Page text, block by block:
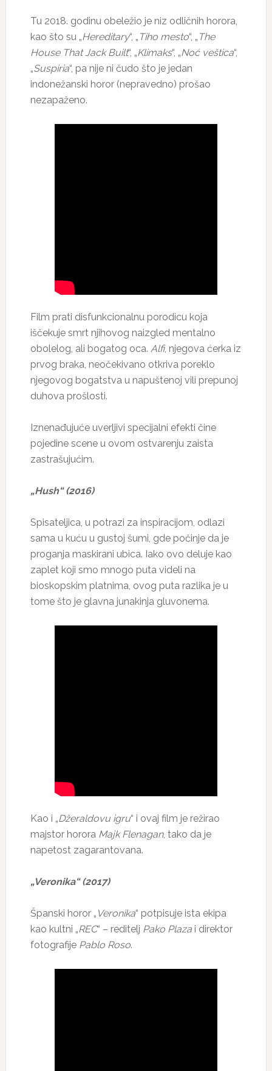
Tu 2018. godinu obeležio je niz odličnih horora,
kao što su „Hereditary“, „ Tiho mesto“, „ The
House That Jack Built“, „Klimaks“, „Noć veštica“,
„Suspiria“, pa nije ni čudo što je jedan
indonežanski horor (nepravedno) prošao
nezapaženo.
Film prati disfunkcionalnu porodicu koja
iščekuje smrt njihovog naizgled mentalno
obolelog, ali bogatog oca. Alfi, njegova ćerka iz
prvog braka, neočekivano otkriva poreklo
njegovog bogatstva u napuštenoj vili prepunoj
duhova prošlosti.
Iznenađujuće uverljivi specijalni efekti čine
pojedine scene u ovom ostvarenju zaista
zastrašujućim.
„Hush“ (2016)
Spisateljica, u potrazi za inspiracijom, odlazi
sama u kuću u gustoj šumi, gde počinje da je
proganja maskirani ubica. Iako ovo deluje kao
zaplet koji smo mnogo puta videli na
bioskopskim platnima, ovog puta razlika je u
tome što je glavna junakinja gluvonema.
Kao i „Džeraldovu igru“ i ovaj film je režirao
majstor horora Majk Flenagan, tako da je
napetost zagarantovana.
„Veronika“ (2017)
Španski horor „ Veronika“ potpisuje ista ekipa
kao kultni „REC“ – reditelj Pako Plazai direktor
fotografije Pablo Roso.